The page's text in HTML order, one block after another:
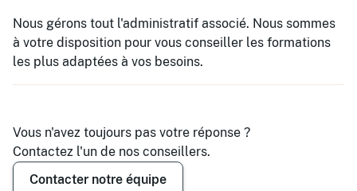
Nous gérons tout l'administratif associé. Nous sommes
à votre disposition pour vous conseiller les formations
les plus adaptées à vos besoins.
Vous n'avez toujours pas votre réponse ?
Contactez l'un de nos conseillers.
Contacter notre équipe